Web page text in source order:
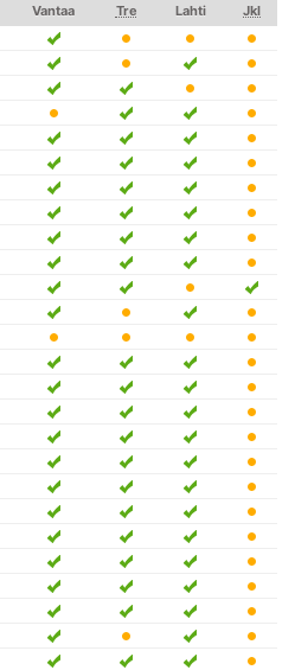
Vantaa Tre Lahti
Jkl